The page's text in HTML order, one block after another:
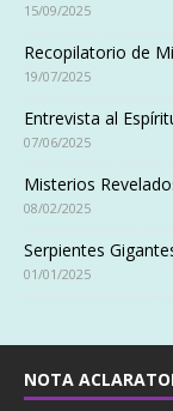
15/09/2025
Recopilatorio de
19/07/2025
Entrevista al
07/06/2025
Misterios
08/02/2025
Serpientes
01/01/2025
NOTA